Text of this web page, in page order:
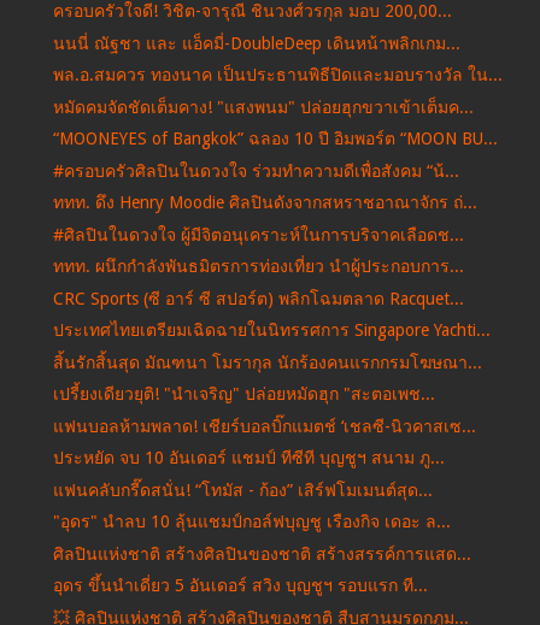
ครอบครัวใจดี! วิชิต-จารุณี ชินวงศ์วรกุล มอบ 200,00...
นนนี่ ณัฐชา และ แอ็คมี่-DoubleDeep เดินหน้าพลิกเกม...
พล.อ.สมควร ทองนาค เป็นประธานพิธีปิดและมอบรางวัล ใน...
หมัดคมจัดชัดเต็มคาง! "แสงพนม" ปล่อยฮุกขวาเข้าเต็มค...
“MOONEYES of Bangkok” ฉลอง 10 ปี อิมพอร์ต “MOON BU...
#ครอบครัวศิลปินในดวงใจ ร่วมทำความดีเพื่อสังคม “น้...
ททท. ดึง Henry Moodie ศิลปินดังจากสหราชอาณาจักร ถ่...
#ศิลปินในดวงใจ ผู้มีจิตอนุเคราะห์ในการบริจาคเลือดช...
ททท. ผนึกกำลังพันธมิตรการท่องเที่ยว นำผู้ประกอบการ...
CRC Sports (ซี อาร์ ซี สปอร์ต) พลิกโฉมตลาด Racquet...
ประเทศไทยเตรียมเฉิดฉายในนิทรรศการ Singapore Yachti...
สิ้นรักสิ้นสุด มัณฑนา โมรากุล นักร้องคนแรกกรมโฆษณา...
เปรี้ยงเดียวยุติ! "นําเจริญ" ปล่อยหมัดฮุก "สะตอเพช...
แฟนบอลห้ามพลาด! เชียร์บอลบิ๊กแมตช์ ‘เชลซี-นิวคาสเซ...
ประหยัด จบ 10 อันเดอร์ แชมป์ ทีซีที บุญชูฯ สนาม ภู...
แฟนคลับกรี๊ดสนั่น! “โทมัส - ก้อง” เสิร์ฟโมเมนต์สุด...
"อุดร" นำลบ 10 ลุ้นแชมป์กอล์ฟบุญชู เรืองกิจ เดอะ ล...
ศิลปินแห่งชาติ สร้างศิลปินของชาติ สร้างสรรค์การแสด...
อุดร ขึ้นนำเดี่ยว 5 อันเดอร์ สวิง บุญชูฯ รอบแรก ที...
💥 ศิลปินแห่งชาติ สร้างศิลปินของชาติ สืบสานมรดกภูม...